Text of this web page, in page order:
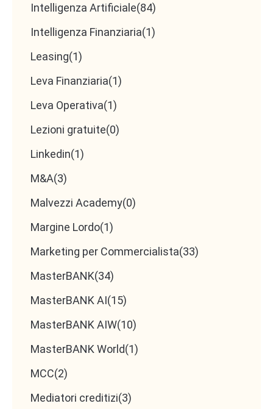
Intelligenza Artificiale(84)
Intelligenza Finanziaria(1)
Leasing(1)
Leva Finanziaria(1)
Leva Operativa(1)
Lezioni gratuite(0)
Linkedin(1)
M&A(3)
Malvezzi Academy(0)
Margine Lordo(1)
Marketing per Commercialista(33)
MasterBANK(34)
MasterBANK AI(15)
MasterBANK AIW(10)
MasterBANK World(1)
MCC(2)
Mediatori creditizi(3)